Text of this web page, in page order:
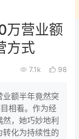
万营业额
方式
7.1k 98
额半年竟然突
相看。作为经
，她巧妙地利
化为持续性的